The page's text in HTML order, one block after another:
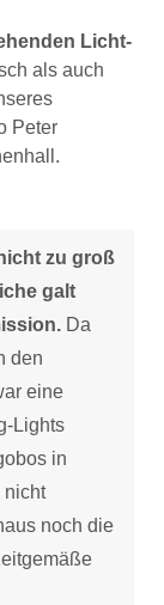
Licht-
als auch
Peter
zu groß
galt
Da
den
eine
Lights
in
nicht
noch die